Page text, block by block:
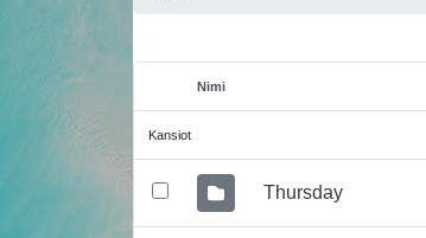
Nimi
Kansiot
Thursday